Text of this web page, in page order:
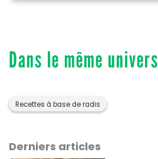
Dans le même univers
Recettes à base de radis
Derniers articles